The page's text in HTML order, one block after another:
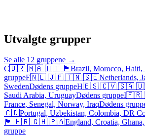
Utvalgte grupper
Se alle 12 gruppene →
C🇧🇷 🇲🇦 🇭🇹 🏴󠁧󠁢󠁳󠁣󠁴󠁿 Brazil, Morocco, Haiti,
gruppeF🇳🇱 🇯🇵 🇹🇳 🇸🇪Netherlands,
SwedenDødens gruppeH🇪🇸 🇨🇻 🇸🇦
Saudi Arabia, UruguayDødens gruppeI🇫🇷
France, Senegal, Norway, IraqDødens
🇨🇩Portugal, Uzbekistan, Colombia, DR
🏴󠁧󠁢󠁥󠁮󠁧󠁿 🇭🇷 🇬🇭 🇵🇦England, Croatia,
gruppe